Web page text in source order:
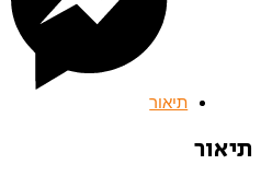
תיאור
תיאור